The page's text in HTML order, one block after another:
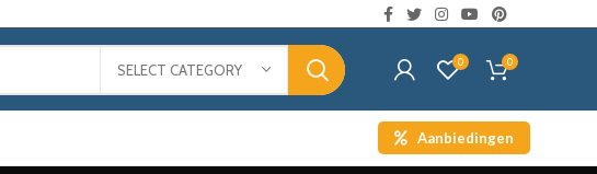
SELECT CATEGORY 0 0
Aanbiedingen